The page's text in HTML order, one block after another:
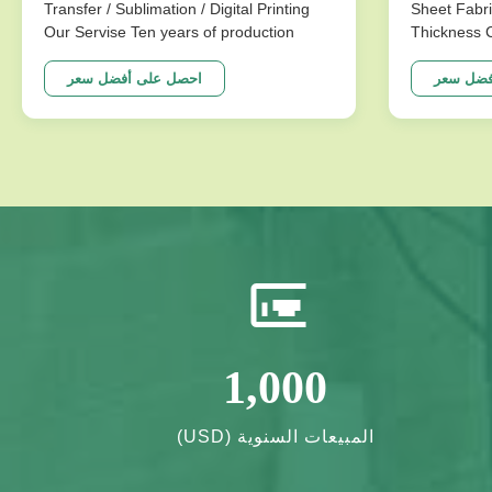
Sheet
Thickness
materials
available
other
سعر
Transfer / Sublimation / Digital Printing
Our Servise Ten years of production
product you want to make so that we can
recommend the product that best suits
you MOQ:1sheet. We accept
احصل على أفضل سعر
1,000
المبيعات السنوية (USD)